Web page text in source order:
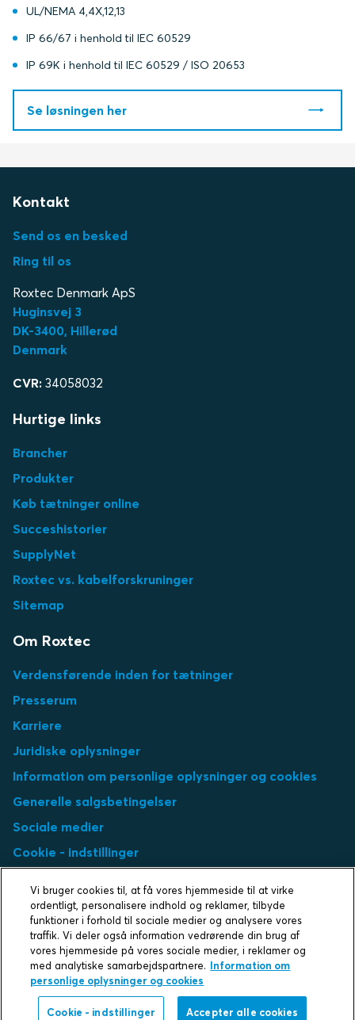
UL/NEMA 4,4X,12,13
IP 66/67 i henhold til IEC 60529
IP 69K i henhold til IEC 60529 / ISO 20653
Se løsningen her
Kontakt
Send os en besked
Ring til os
Roxtec Denmark ApS
Huginsvej 3
DK-3400, Hillerød
Denmark
CVR: 34058032
Hurtige links
Brancher
Produkter
Køb tætninger online
Succeshistorier
SupplyNet
Roxtec vs. kabelforskruninger
Sitemap
Om Roxtec
Verdensførende inden for tætninger
Presserum
Karriere
Juridiske oplysninger
Information om personlige oplysninger og cookies
Generelle salgsbetingelser
Sociale medier
Cookie - indstillinger
Select market
Choose local site
Protecting life and assets
Vi bruger cookies til, at få vores hjemmeside til at virke
ordentligt, personalisere indhold og reklamer, tilbyde
funktioner i forhold til sociale medier og analysere vores
traffik. Vi deler også information vedrørende din brug af
vores hjemmeside på vores sociale medier, i reklamer og
med analytiske samarbejdspartnere. Information om
personlige oplysninger og cookies
Cookie - indstillinger Accepter alle cookies